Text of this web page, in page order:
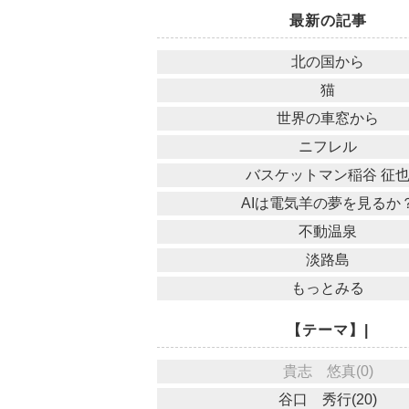
最新の記事
北の国から
猫
世界の車窓から
ニフレル
バスケットマン稲谷 征
AIは電気羊の夢を見るか
不動温泉
淡路島
もっとみる
【テーマ】|
貴志 悠真(0)
谷口 秀行(20)